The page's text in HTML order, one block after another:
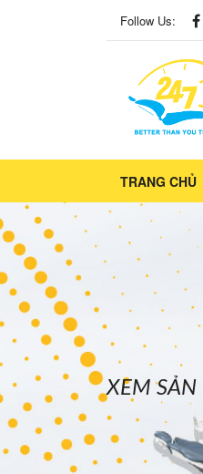
Follow Us:
TRANG CHỦ
XEM SẢN